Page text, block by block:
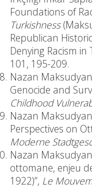
Foundations of
Turkishness
Republican
Denying Racism
101, 195-209.
Nazan
Genocide and
Childhood
Nazan
Perspectives on
Moderne
Nazan
ottomane, enjeu
1922)”, Le